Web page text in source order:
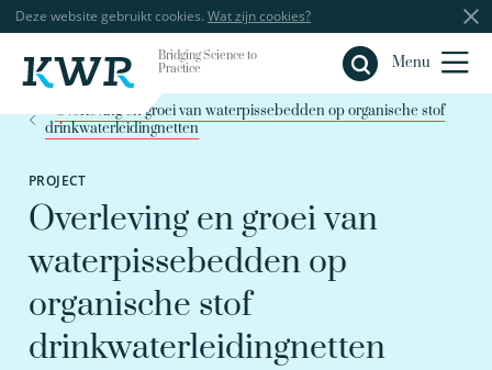
Deze website gebruikt cookies. Wat zijn cookies?
Bridging Science to
Practice
Menu
Sluiten
Overleving en groei van waterpissebedden op organische stof
drinkwaterleidingnetten
PROJECT
Overleving en groei van
waterpissebedden op
organische stof
drinkwaterleidingnetten